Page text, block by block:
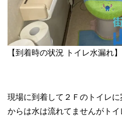
【到着時の状況 トイレ水漏れ】
現場に到着して２Ｆのトイレ
からは水は流れてませんがト